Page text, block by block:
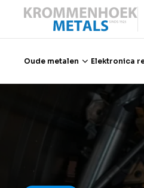
Oude metalen Elektronica
Elektronica recycling
Slopen & demontage